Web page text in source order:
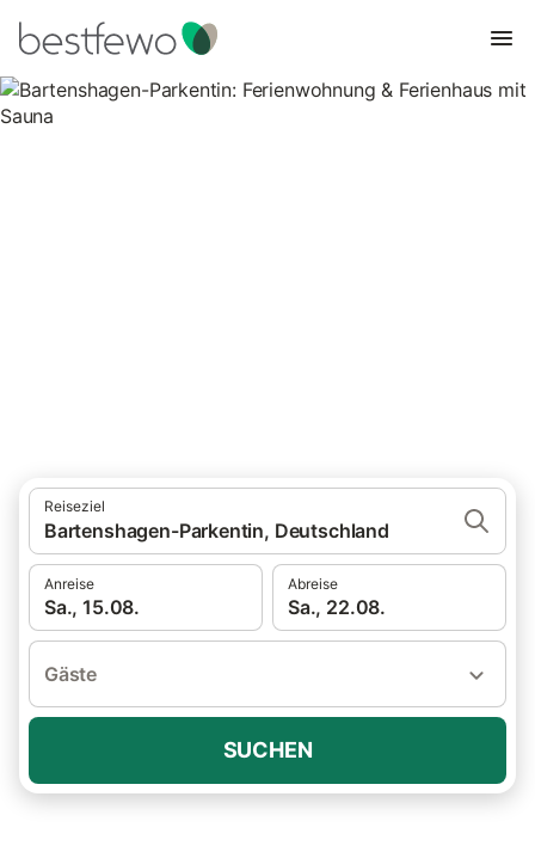
Reiseziel
Bartenshagen-Parkentin, Deutschland
Anreise
Sa., 15.08.
Abreise
Sa., 22.08.
Gäste
SUCHEN